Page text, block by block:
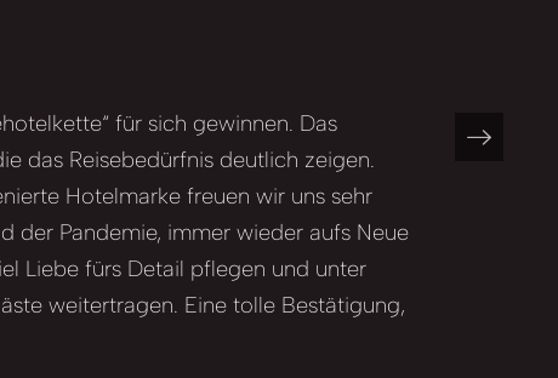
für sich gewinnen. Das
das Reisebedürfnis deutlich zeigen.
Hotelmarke freuen wir uns sehr
der Pandemie, immer wieder aufs Neue
Liebe fürs Detail pflegen und unter
weitertragen. Eine tolle Bestätigung,